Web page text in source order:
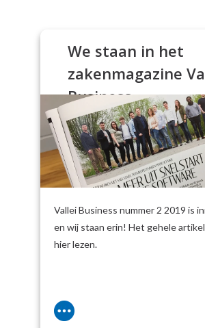
We staan in het
zakenmagazine
Business
Vallei Business nummer 2 2019 is
en wij staan erin! Het gehele
hier lezen.